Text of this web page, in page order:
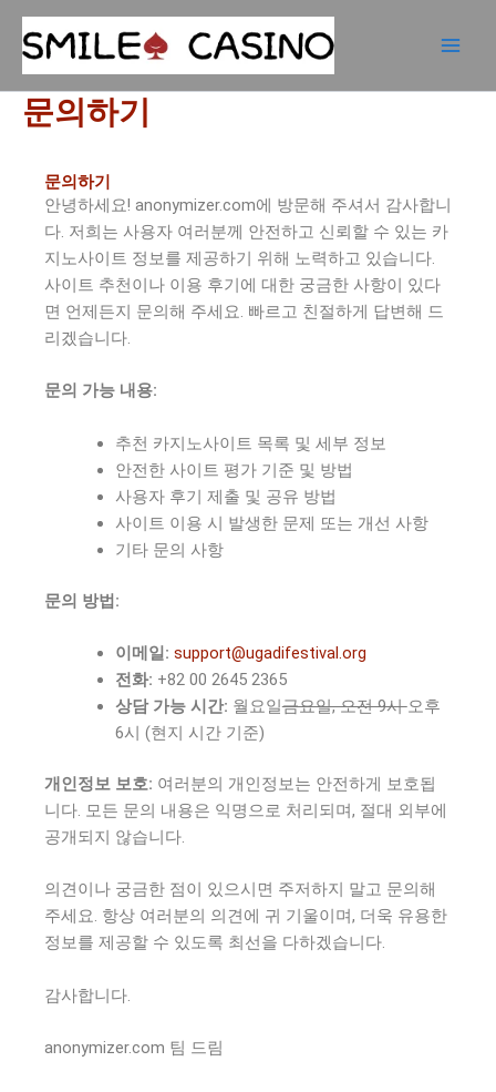
로 문의하기
문의하기
안녕하세요! anonymizer.com에 방문해 주셔서 감사합니
다. 저희는 사용자 여러분께 안전하고 신뢰할 수 있는 카
지노사이트 정보를 제공하기 위해 노력하고 있습니다.
사이트 추천이나 이용 후기에 대한 궁금한 사항이 있다
면 언제든지 문의해 주세요. 빠르고 친절하게 답변해 드
리겠습니다.
문의 가능 내용:
추천 카지노사이트 목록 및 세부 정보
안전한 사이트 평가 기준 및 방법
사용자 후기 제출 및 공유 방법
사이트 이용 시 발생한 문제 또는 개선 사항
기타 문의 사항
문의 방법:
이메일: support@ugadifestival.org
전화: +82 00 2645 2365
상담 가능 시간: 월요일금요일, 오전 9시오후
6시 (현지 시간 기준)
개인정보 보호: 여러분의 개인정보는 안전하게 보호됩
니다. 모든 문의 내용은 익명으로 처리되며, 절대 외부에
공개되지 않습니다.
의견이나 궁금한 점이 있으시면 주저하지 말고 문의해
주세요. 항상 여러분의 의견에 귀 기울이며, 더욱 유용한
정보를 제공할 수 있도록 최선을 다하겠습니다.
감사합니다.
anonymizer.com 팀 드림